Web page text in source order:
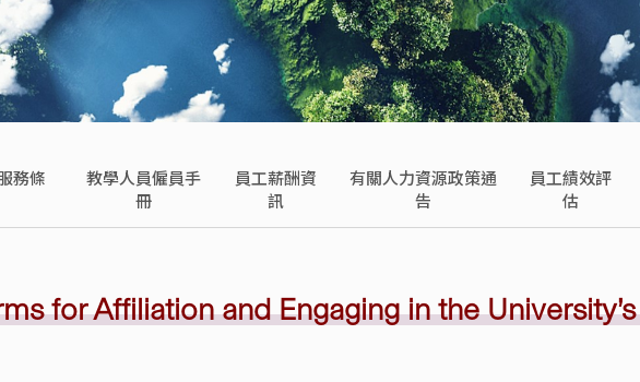
務條
教學人員僱員手
冊
員工薪酬資
訊
有關人力資源政策通
告
員工績效評
估
for Affiliation and Engaging in the